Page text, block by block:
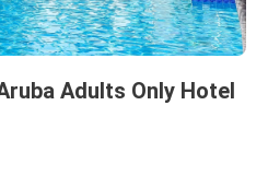
Adults Only Hotel